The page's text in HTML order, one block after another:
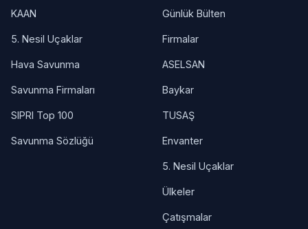
KAAN
5. Nesil Uçaklar
Hava Savunma
Savunma Firmaları
SIPRI Top 100
Savunma Sözlüğü
Günlük Bülten
Firmalar
ASELSAN
Baykar
TUSAŞ
Envanter
5. Nesil Uçaklar
Ülkeler
Çatışmalar